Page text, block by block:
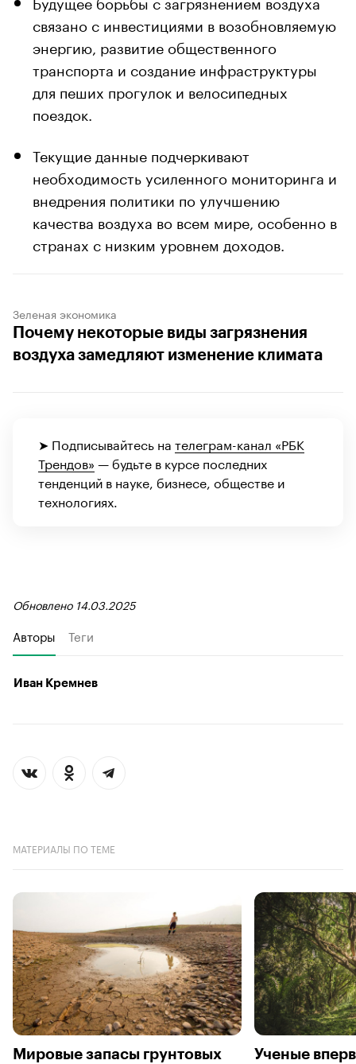
связано с инвестициями в возобновляемую
энергию, развитие общественного
транспорта и создание инфраструктуры
для пеших прогулок и велосипедных
поездок.
Текущие данные подчеркивают
необходимость усиленного мониторинга и
внедрения политики по улучшению
качества воздуха во всем мире, особенно в
странах с низким уровнем доходов.
Зеленая экономика
Почему некоторые виды загрязнения
воздуха замедляют изменение климата
➤ Подписывайтесь на телеграм-канал «РБК
Трендов» — будьте в курсе последних
тенденций в науке, бизнесе, обществе и
технологиях.
Обновлено 14.03.2025
Авторы Теги
Иван Кремнев
МАТЕРИАЛЫ ПО ТЕМЕ
Мировые запасы грунтовых
Ученые